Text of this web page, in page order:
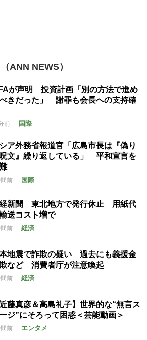
ANN NEWS）
が声明 投資計画「別の方法で進め
きだった」 謝罪も会長への支持確
前 国際
ア外務省報道官「広島市長は『偽り
文』繰り返している」 平和宣言を
前 国際
新聞 東北地方で発行休止 用紙代
送コスト増で
前 経済
地震で詐欺の疑い 過去にも義援金
など 消費者庁が注意喚起
前 経済
近藤真彦＆高島礼子】世界的な“無言ス
ジ”にそろって困惑＜芸能動画＞
前 エンタメ